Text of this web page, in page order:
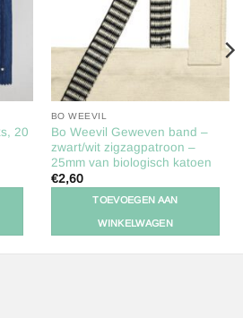
20
BO WEEVIL
Bo Weevil Geweven band –
zwart/wit zigzagpatroon –
25mm van biologisch katoen
€2,60
TOEVOEGEN AAN
WINKELWAGEN